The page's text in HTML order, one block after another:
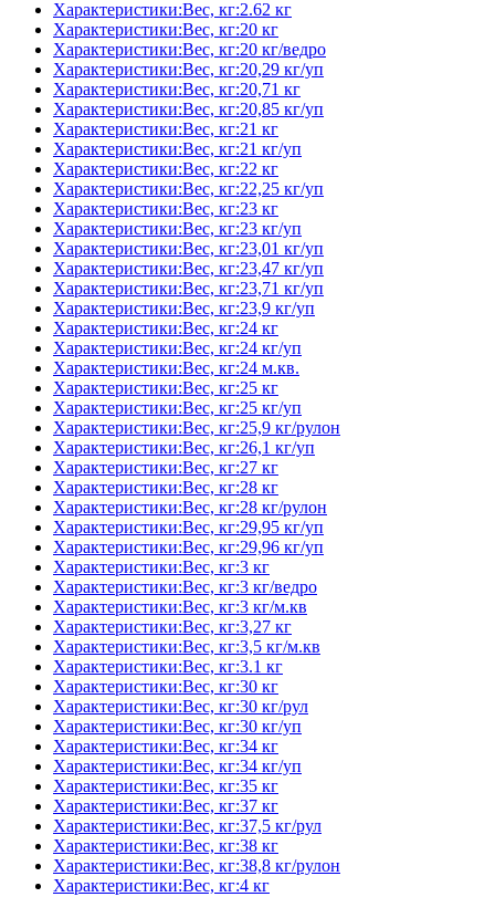
Характеристики:Вес, кг:2.62 кг
Характеристики:Вес, кг:20 кг
Характеристики:Вес, кг:20 кг/ведро
Характеристики:Вес, кг:20,29 кг/уп
Характеристики:Вес, кг:20,71 кг
Характеристики:Вес, кг:20,85 кг/уп
Характеристики:Вес, кг:21 кг
Характеристики:Вес, кг:21 кг/уп
Характеристики:Вес, кг:22 кг
Характеристики:Вес, кг:22,25 кг/уп
Характеристики:Вес, кг:23 кг
Характеристики:Вес, кг:23 кг/уп
Характеристики:Вес, кг:23,01 кг/уп
Характеристики:Вес, кг:23,47 кг/уп
Характеристики:Вес, кг:23,71 кг/уп
Характеристики:Вес, кг:23,9 кг/уп
Характеристики:Вес, кг:24 кг
Характеристики:Вес, кг:24 кг/уп
Характеристики:Вес, кг:24 м.кв.
Характеристики:Вес, кг:25 кг
Характеристики:Вес, кг:25 кг/уп
Характеристики:Вес, кг:25,9 кг/рулон
Характеристики:Вес, кг:26,1 кг/уп
Характеристики:Вес, кг:27 кг
Характеристики:Вес, кг:28 кг
Характеристики:Вес, кг:28 кг/рулон
Характеристики:Вес, кг:29,95 кг/уп
Характеристики:Вес, кг:29,96 кг/уп
Характеристики:Вес, кг:3 кг
Характеристики:Вес, кг:3 кг/ведро
Характеристики:Вес, кг:3 кг/м.кв
Характеристики:Вес, кг:3,27 кг
Характеристики:Вес, кг:3,5 кг/м.кв
Характеристики:Вес, кг:3.1 кг
Характеристики:Вес, кг:30 кг
Характеристики:Вес, кг:30 кг/рул
Характеристики:Вес, кг:30 кг/уп
Характеристики:Вес, кг:34 кг
Характеристики:Вес, кг:34 кг/уп
Характеристики:Вес, кг:35 кг
Характеристики:Вес, кг:37 кг
Характеристики:Вес, кг:37,5 кг/рул
Характеристики:Вес, кг:38 кг
Характеристики:Вес, кг:38,8 кг/рулон
Характеристики:Вес, кг:4 кг